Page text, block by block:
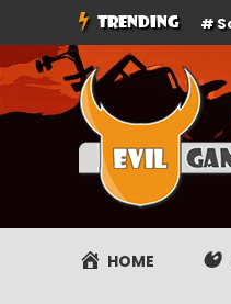
naar
de
TRENDING
Het meest
HOME